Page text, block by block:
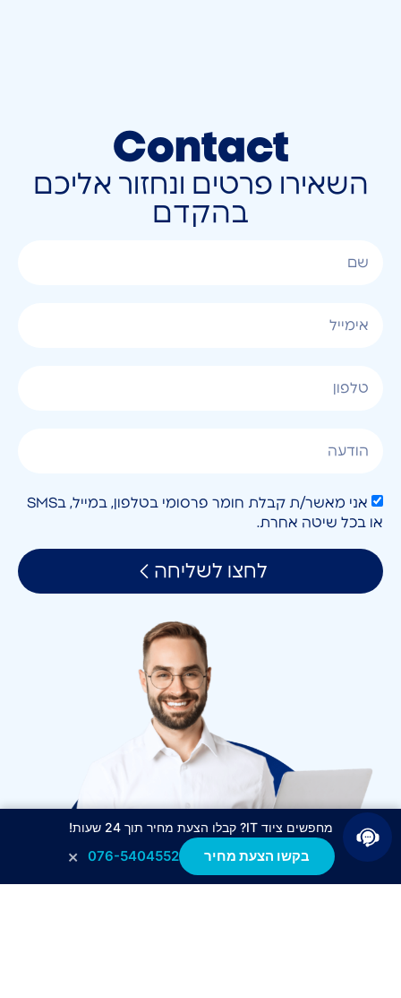
Contact
השאירו פרטים ונחזור אליכם
בהקדם
אני מאשר/ת קבלת חומר פרסומי בטלפון, במייל, בSMS
או בכל שיטה אחרת.
לחצו לשליחה
מחפשים ציוד IT? קבלו הצעת מחיר תוך 24 שעות!
בקשו הצעת מחיר 076-5404552
×